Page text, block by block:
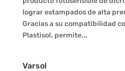
lograr estampados de alta
Gracias a su compatibilidad
Plastisol, permite...
Varsol